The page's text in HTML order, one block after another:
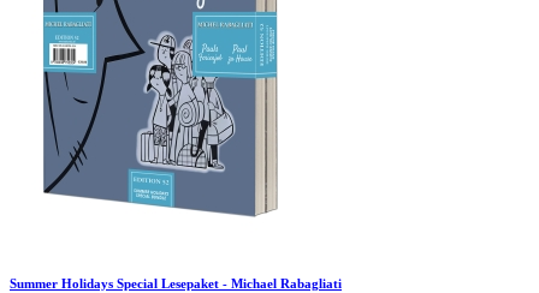
Summer Holidays Special Lesepaket - Michael Rabagliati